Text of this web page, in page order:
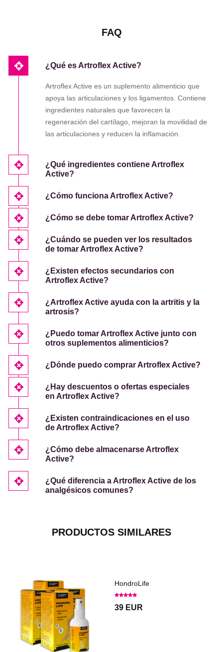
FAQ
¿Qué es Artroflex Active?
Artroflex Active es un suplemento alimenticio que
apoya las articulaciones y los ligamentos. Contiene
ingredientes naturales que favorecen la
regeneración del cartílago, mejoran la movilidad de
las articulaciones y reducen la inflamación.
¿Qué ingredientes contiene Artroflex
Active?
¿Cómo funciona Artroflex Active?
¿Cómo se debe tomar Artroflex Active?
¿Cuándo se pueden ver los resultados
de tomar Artroflex Active?
¿Existen efectos secundarios con
Artroflex Active?
¿Artroflex Active ayuda con la artritis y la
artrosis?
¿Puedo tomar Artroflex Active junto con
otros suplementos alimenticios?
¿Dónde puedo comprar Artroflex Active?
¿Hay descuentos o ofertas especiales
en Artroflex Active?
¿Existen contraindicaciones en el uso
de Artroflex Active?
¿Cómo debe almacenarse Artroflex
Active?
¿Qué diferencia a Artroflex Active de los
analgésicos comunes?
PRODUCTOS SIMILARES
HondroLife
39 EUR